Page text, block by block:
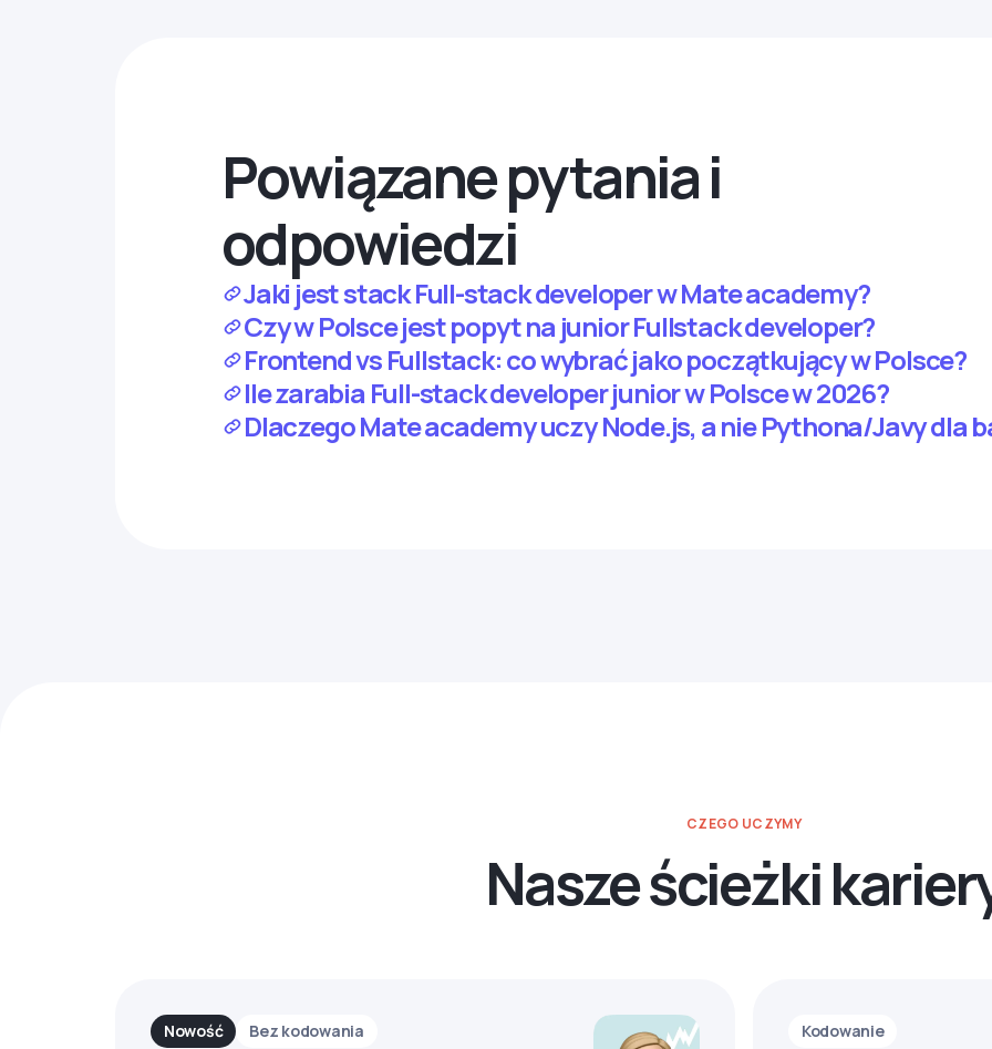
Powiązane pytania i
odpowiedzi
Jaki jest stack Full-stack developer w Mate academy?
Czy w Polsce jest popyt na junior Fullstack developer?
Frontend vs Fullstack: co wybrać jako początkujący w Polsce?
Ile zarabia Full-stack developer junior w Polsce w 2026?
Dlaczego Mate academy uczy Node.js, a nie Pythona/Javy dla
CZEGO UCZYMY
Nasze ścieżki
Nowość Bez kodowania Kodowanie